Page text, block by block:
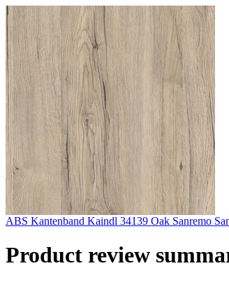
ABS Kantenband Kaindl 34139 Oak Sanremo
Product review